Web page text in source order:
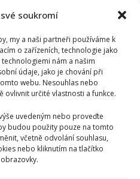
soukromí
my a naši partneři používáme k
o zařízeních, technologie jako
nám a našim
údaje, jako je chování při
webu. Nesouhlas nebo
ovlivnit určité vlastnosti a funkce.
uvedeným nebo proveďte
budou použity pouze na tomto
včetně odvolání souhlasu,
nebo kliknutím na tlačítko